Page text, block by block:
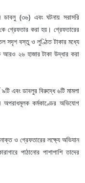
ডাবলু (৩৬) এবং ঘটনায় সরাসরি
গ্রেফতার করা হয়। গ্রেফতারের
সদৃশ বস্তু ও লুণ্ঠিত টাকার মধ্যে
আরও ২৬ হাজার টাকা উদ্ধার করা
এবং ডাবলুর বিরুদ্ধে ৬টি মামলা
অপরাধমূলক কর্মকাণ্ডের অভিযোগ
ও গ্রেফতারের লক্ষ্যে অভিযান
পাঠানোর পাশাপাশি তাদের